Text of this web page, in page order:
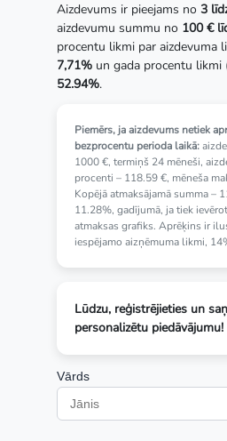
Aizdevums ir pieejams no 3
aizdevumu summu no 100 €
procentu likmi par aizdevuma
7,71% un gada procentu likmi
52.94%.
Piemērs, ja aizdevums netiek
bezprocentu perioda laikā:
1000 €, termiņš 24 mēneši,
procenti – 118.59 €, mēneša
Kopējā atmaksājamā summa –
11.28%, gadījumā, ja tiek
atmaksas grafiks. Aprēķins ir
iespējamo aizņēmuma likmi,
Lūdzu, reģistrējieties un
personalizētu piedāvājumu!
Vārds